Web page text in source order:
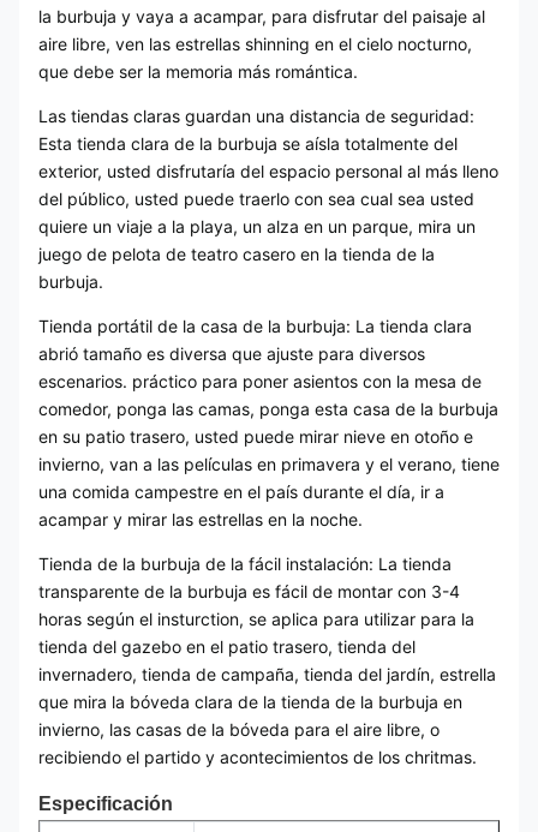
la burbuja y vaya a acampar, para disfrutar del paisaje al
aire libre, ven las estrellas shinning en el cielo nocturno,
que debe ser la memoria más romántica.
Las tiendas claras guardan una distancia de seguridad:
Esta tienda clara de la burbuja se aísla totalmente del
exterior, usted disfrutaría del espacio personal al más lleno
del público, usted puede traerlo con sea cual sea usted
quiere un viaje a la playa, un alza en un parque, mira un
juego de pelota de teatro casero en la tienda de la
burbuja.
Tienda portátil de la casa de la burbuja: La tienda clara
abrió tamaño es diversa que ajuste para diversos
escenarios. práctico para poner asientos con la mesa de
comedor, ponga las camas, ponga esta casa de la burbuja
en su patio trasero, usted puede mirar nieve en otoño e
invierno, van a las películas en primavera y el verano, tiene
una comida campestre en el país durante el día, ir a
acampar y mirar las estrellas en la noche.
Tienda de la burbuja de la fácil instalación: La tienda
transparente de la burbuja es fácil de montar con 3-4
horas según el insturction, se aplica para utilizar para la
tienda del gazebo en el patio trasero, tienda del
invernadero, tienda de campaña, tienda del jardín, estrella
que mira la bóveda clara de la tienda de la burbuja en
invierno, las casas de la bóveda para el aire libre, o
recibiendo el partido y acontecimientos de los chritmas.
Especificación